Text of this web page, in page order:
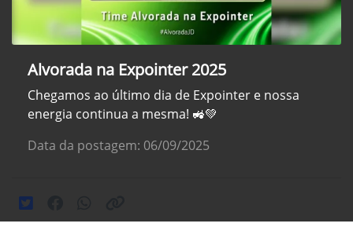
Alvorada na Expointer 2025
Chegamos ao último dia de Expointer e nossa
energia continua a mesma! 🚜💚
Data da postagem: 06/09/2025